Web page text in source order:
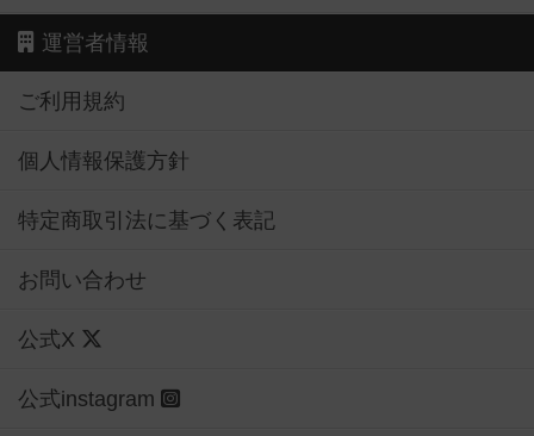
運営者情報
ご利用規約
個人情報保護方針
特定商取引法に基づく表記
お問い合わせ
公式X
公式instagram